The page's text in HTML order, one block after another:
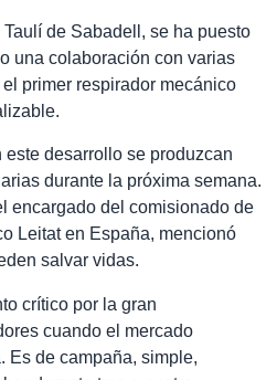
de Sabadell, se ha puesto
una colaboración con varias
primer respirador mecánico
desarrollo se produzcan
durante la próxima semana.
encargado del comisionado de
Leitat en España, mencionó
salvar vidas.
crítico por la gran
cuando el mercado
Es de campaña, simple,